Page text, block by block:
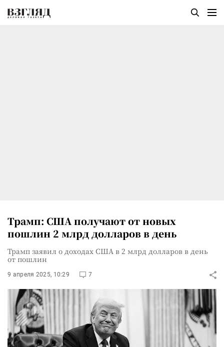
Трамп: США получают от новых
пошлин 2 млрд долларов в день
Трамп заявил о доходах США в 2 млрд долларов в день
от пошлин
9 апреля 2025, 10:29 7